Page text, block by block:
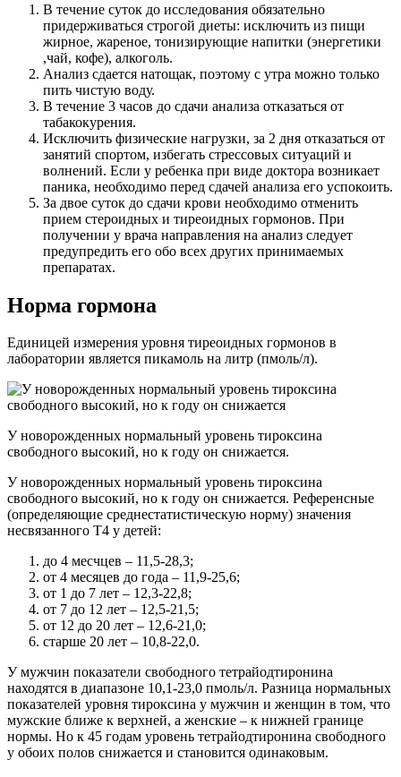
В течение суток до исследования обязательно
придерживаться строгой диеты: исключить из пищи
жирное, жареное, тонизирующие напитки (энергетики
,чай, кофе), алкоголь.
Анализ сдается натощак, поэтому с утра можно только
пить чистую воду.
В течение 3 часов до сдачи анализа отказаться от
табакокурения.
Исключить физические нагрузки, за 2 дня отказаться от
занятий спортом, избегать стрессовых ситуаций и
волнений. Если у ребенка при виде доктора возникает
паника, необходимо перед сдачей анализа его успокоить.
За двое суток до сдачи крови необходимо отменить
прием стероидных и тиреоидных гормонов. При
получении у врача направления на анализ следует
предупредить его обо всех других принимаемых
препаратах.
Норма гормона
Единицей измерения уровня тиреоидных гормонов в
лаборатории является пикамоль на литр (пмоль/л).
У новорожденных нормальный уровень тироксина
свободного высокий, но к году он снижается.
У новорожденных нормальный уровень тироксина
свободного высокий, но к году он снижается. Референсные
(определяющие среднестатистическую норму) значения
несвязанного Т4 у детей:
до 4 месчцев – 11,5-28,3;
от 4 месяцев до года – 11,9-25,6;
от 1 до 7 лет – 12,3-22,8;
от 7 до 12 лет – 12,5-21,5;
от 12 до 20 лет – 12,6-21,0;
старше 20 лет – 10,8-22,0.
У мужчин показатели свободного тетрайодтиронина
находятся в диапазоне 10,1-23,0 пмоль/л. Разница нормальных
показателей уровня тироксина у мужчин и женщин в том, что
мужские ближе к верхней, а женские – к нижней границе
нормы. Но к 45 годам уровень тетрайодтиронина свободного
у обоих полов снижается и становится одинаковым.